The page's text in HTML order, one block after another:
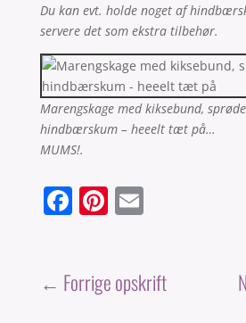
Du kan evt. holde noget af
servere det som ekstra tilbehør.
Marengskage med kiksebund,
hindbærskum – heeelt tæt på…
MUMS!.
F
e
Pi
e
E
l
← Forrige opskrift